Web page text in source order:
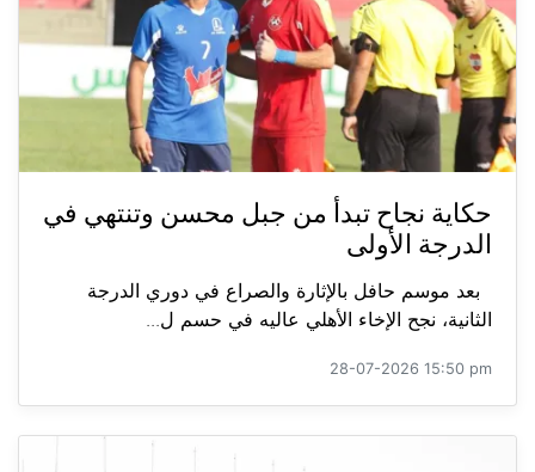
حكاية نجاح تبدأ من جبل محسن وتنتهي في
الدرجة الأولى
بعد موسم حافل بالإثارة والصراع في دوري الدرجة
الثانية، نجح الإخاء الأهلي عاليه في حسم ل...
28-07-2026 15:50 pm